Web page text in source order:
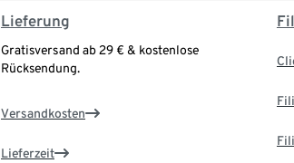
Lieferung
Gratisversand ab 29 € & kostenlose
Rücksendung.
Versandkosten
Lieferzeit